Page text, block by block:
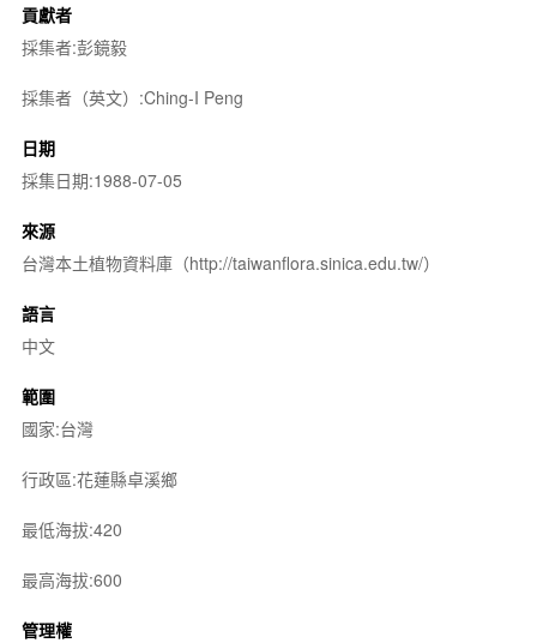
貢獻者
採集者:彭鏡毅
採集者（英文）:Ching-I Peng
日期
採集日期:1988-07-05
來源
台灣本土植物資料庫（http://taiwanflora.sinica.edu.tw/）
語言
中文
範圍
國家:台灣
行政區:花蓮縣卓溪鄉
最低海拔:420
最高海拔:600
管理權